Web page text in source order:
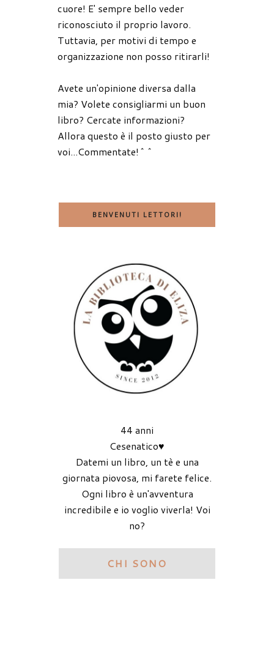
cuore! E' sempre bello veder
riconosciuto il proprio lavoro.
Tuttavia, per motivi di tempo e
organizzazione non posso ritirarli!
Avete un'opinione diversa dalla
mia? Volete consigliarmi un buon
libro? Cercate informazioni?
Allora questo è il posto giusto per
voi...Commentate!^^
BENVENUTI LETTORI!
44 anni
Cesenatico♥
Datemi un libro, un tè e una
giornata piovosa, mi farete felice.
Ogni libro è un'avventura
incredibile e io voglio viverla! Voi
no?
CHI SONO